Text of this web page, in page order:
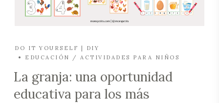
DO IT YOURSELF | DIY
EDUCACIÓN / ACTIVIDADES PARA NIÑOS
La granja: una oportunidad
educativa para los más